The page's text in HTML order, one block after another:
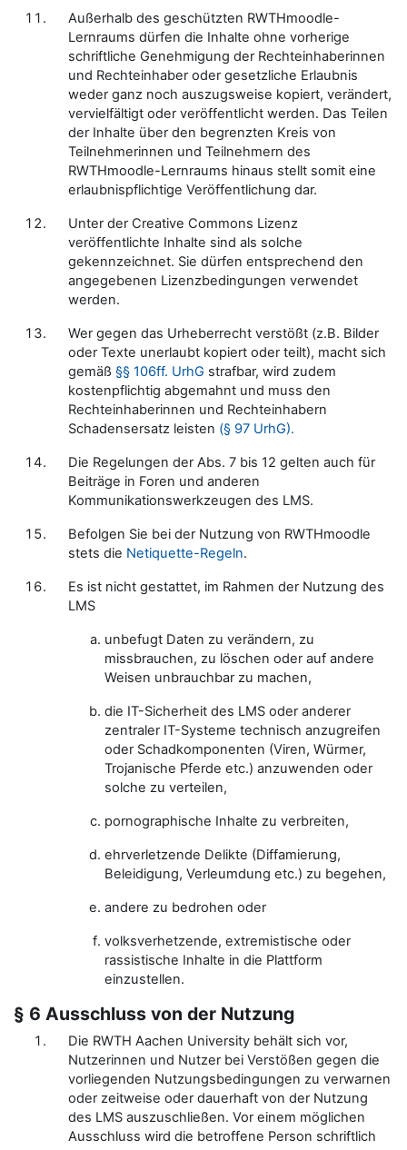
Außerhalb des geschützten RWTHmoodle-
Lernraums dürfen die Inhalte ohne vorherige
schriftliche Genehmigung der Rechteinhaberinnen
und Rechteinhaber oder gesetzliche Erlaubnis
weder ganz noch auszugsweise kopiert, verändert,
vervielfältigt oder veröffentlicht werden. Das Teilen
der Inhalte über den begrenzten Kreis von
Teilnehmerinnen und Teilnehmern des
RWTHmoodle-Lernraums hinaus stellt somit eine
erlaubnispflichtige Veröffentlichung dar.
Unter der Creative Commons Lizenz
veröffentlichte Inhalte sind als solche
gekennzeichnet. Sie dürfen entsprechend den
angegebenen Lizenzbedingungen verwendet
werden.
Wer gegen das Urheberrecht verstößt (z.B. Bilder
oder Texte unerlaubt kopiert oder teilt), macht sich
gemäß§§ 106ff. UrhG strafbar, wird zudem
kostenpflichtig abgemahnt und muss den
Rechteinhaberinnen und Rechteinhabern
Schadensersatz leisten (§ 97 UrhG).
Die Regelungen der Abs. 7 bis 12 gelten auch für
Beiträge in Foren und anderen
Kommunikationswerkzeugen des LMS.
Befolgen Sie bei der Nutzung von RWTHmoodle
stets die Netiquette-Regeln.
Es ist nicht gestattet, im Rahmen der Nutzung des
LMS
unbefugt Daten zu verändern, zu
missbrauchen, zu löschen oder auf andere
Weisen unbrauchbar zu machen,
die IT-Sicherheit des LMS oder anderer
zentraler IT-Systeme technisch anzugreifen
oder Schadkomponenten (Viren, Würmer,
Trojanische Pferde etc.) anzuwenden oder
solche zu verteilen,
pornographische Inhalte zu verbreiten,
ehrverletzende Delikte (Diffamierung,
Beleidigung, Verleumdung etc.) zu begehen,
andere zu bedrohen oder
volksverhetzende, extremistische oder
rassistische Inhalte in die Plattform
einzustellen.
§ 6 Ausschluss von der Nutzung
Die RWTH Aachen University behält sich vor,
Nutzerinnen und Nutzer bei Verstößen gegen die
vorliegenden Nutzungsbedingungen zu verwarnen
oder zeitweise oder dauerhaft von der Nutzung
des LMS auszuschließen. Vor einem möglichen
Ausschluss wird die betroffene Person schriftlich